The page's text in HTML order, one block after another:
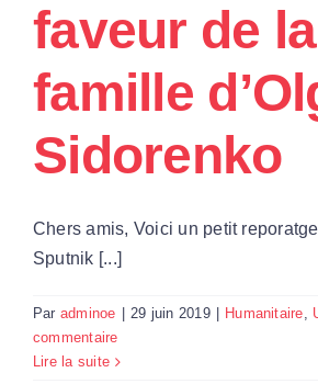
Actualités
Par Région
Contact
faveur de la
famille
Sidorenko
Chers amis, Voici un petit
Sputnik [...]
Par adminoe 29 juin 2019 Humanitaire,
commentaire
Lire la suite